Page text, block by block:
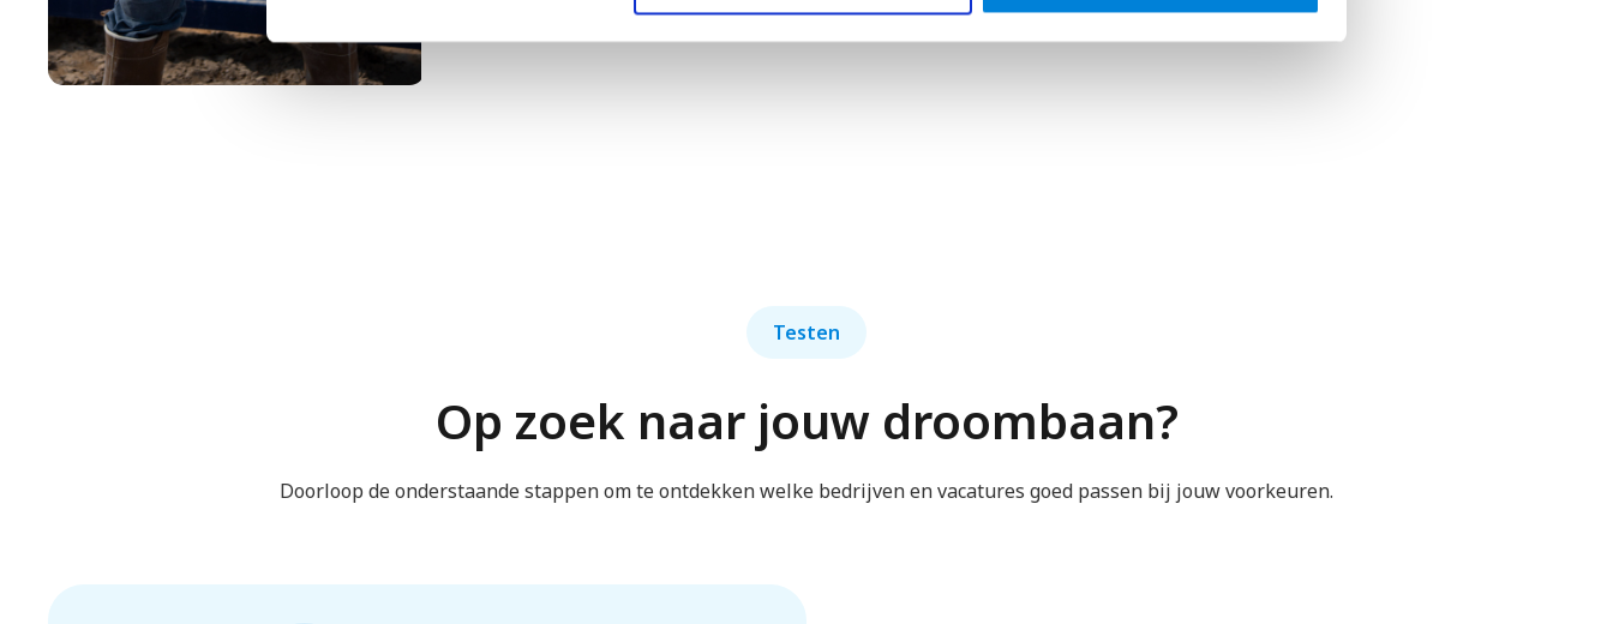
Testen
Op zoek naar jouw droombaan?
Doorloop de onderstaande stappen om te ontdekken welke bedrijven en vacatures goed passen bij jouw voorkeuren.